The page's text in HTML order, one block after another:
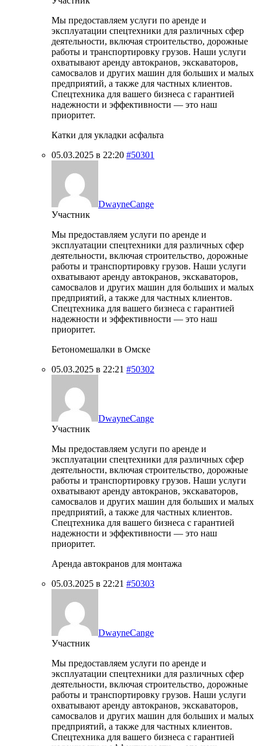
Мы предоставляем услуги по аренде и
эксплуатации спецтехники для различных сфер
деятельности, включая строительство, дорожные
работы и транспортировку грузов. Наши услуги
охватывают аренду автокранов, экскаваторов,
самосвалов и других машин для больших и малых
предприятий, а также для частных клиентов.
Спецтехника для вашего бизнеса с гарантией
надежности и эффективности — это наш
приоритет.
Катки для укладки асфальта
05.03.2025 в 22:20 #50301
DwayneCange
Участник
Мы предоставляем услуги по аренде и
эксплуатации спецтехники для различных сфер
деятельности, включая строительство, дорожные
работы и транспортировку грузов. Наши услуги
охватывают аренду автокранов, экскаваторов,
самосвалов и других машин для больших и малых
предприятий, а также для частных клиентов.
Спецтехника для вашего бизнеса с гарантией
надежности и эффективности — это наш
приоритет.
Бетономешалки в Омске
05.03.2025 в 22:21 #50302
DwayneCange
Участник
Мы предоставляем услуги по аренде и
эксплуатации спецтехники для различных сфер
деятельности, включая строительство, дорожные
работы и транспортировку грузов. Наши услуги
охватывают аренду автокранов, экскаваторов,
самосвалов и других машин для больших и малых
предприятий, а также для частных клиентов.
Спецтехника для вашего бизнеса с гарантией
надежности и эффективности — это наш
приоритет.
Аренда автокранов для монтажа
05.03.2025 в 22:21 #50303
DwayneCange
Участник
Мы предоставляем услуги по аренде и
эксплуатации спецтехники для различных сфер
деятельности, включая строительство, дорожные
работы и транспортировку грузов. Наши услуги
охватывают аренду автокранов, экскаваторов,
самосвалов и других машин для больших и малых
предприятий, а также для частных клиентов.
Спецтехника для вашего бизнеса с гарантией